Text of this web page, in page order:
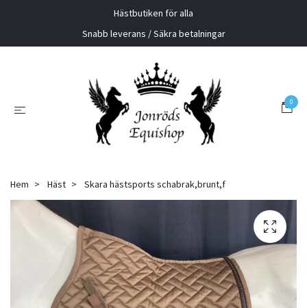
Hästbutiken för alla
Snabb leverans / Säkra betalningar
0
Hem Häst Skara hästsports schabrak,brunt,f